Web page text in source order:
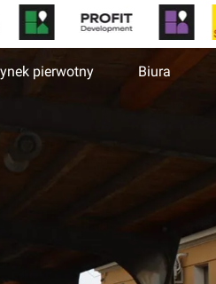
pierwotny Biura